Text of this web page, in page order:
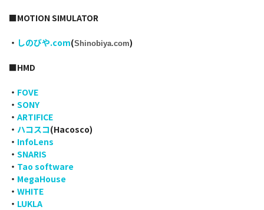
■MOTION SIMULATOR
・ しのびや.com(Shinobiya.com)
■HMD
・ FOVE
・ SONY
・ ARTIFICE
・ ハコスコ(Hacosco)
・ InfoLens
・ SNARIS
・ Tao software
・ MegaHouse
・ WHITE
・ LUKLA